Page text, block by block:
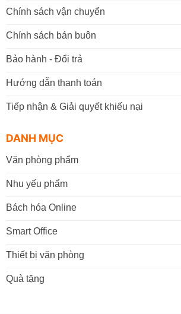
Chính sách vận chuyển
Chính sách bán buôn
Bảo hành - Đổi trả
Hướng dẫn thanh toán
Tiếp nhận & Giải quyết khiếu nại
DANH MỤC
Văn phòng phẩm
Nhu yếu phẩm
Bách hóa Online
Smart Office
Thiết bị văn phòng
Quà tặng